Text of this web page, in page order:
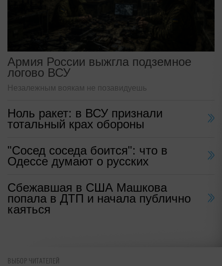
Армия России выжгла подземное
логово ВСУ
Незалежным воякам не позавидуешь
Ноль ракет: в ВСУ признали
тотальный крах обороны
"Сосед соседа боится": что в
Одессе думают о русских
Сбежавшая в США Машкова
попала в ДТП и начала публично
каяться
ВЫБОР ЧИТАТЕЛЕЙ